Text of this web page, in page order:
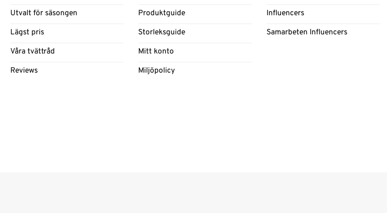
Utvalt för säsongen
Lägst pris
Våra tvättråd
Reviews
Produktguide
Storleksguide
Mitt konto
Miljöpolicy
Influencers
Samarbeten Influencers